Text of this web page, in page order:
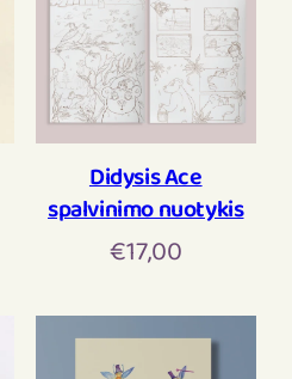
Didysis Ace
spalvinimo nuotykis
€17,00